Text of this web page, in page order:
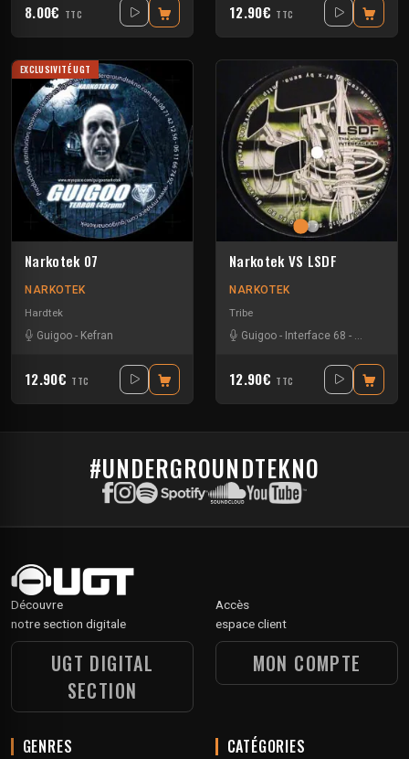
8.00€ TTC 12.90€ TTC
EXCLUSIVITÉ UGT
Narkotek 07
NARKOTEK
Hardtek
Guigoo - Kefran
12.90€ TTC
Narkotek VS LSDF
NARKOTEK
Tribe
Guigoo - Interface 68 - Kefran
12.90€ TTC
#UNDERGROUNDTEKNO
Découvre
notre section digitale
UGT DIGITAL
SECTION
Accès
espace client
MON COMPTE
GENRES CATÉGORIES